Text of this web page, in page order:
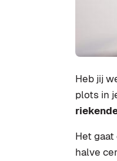
Heb jij
plots in
Het gaat
halve